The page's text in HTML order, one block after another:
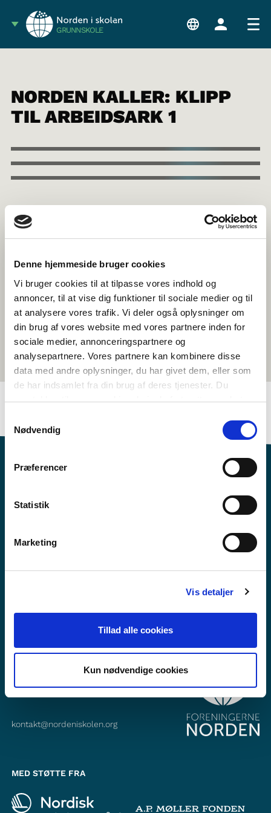
Denne hjemmeside bruger cookies
Vi bruger cookies til at tilpasse vores indhold og
annoncer, til at vise dig funktioner til sociale medier og til
at analysere vores trafik. Vi deler også oplysninger om
din brug af vores website med vores partnere inden for
sociale medier, annonceringspartnere og
analysepartnere. Vores partnere kan kombinere disse
data med andre oplysninger, du har givet dem, eller som
de har indsamlet fra din brug af deres tjenester. Du
samtykker til vores cookies, hvis du fortsætter med at
Nødvendig
Præferencer
Statistik
Marketing
Vis detaljer
Tillad alle cookies
Kun nødvendige cookies
GRUNNSKOLE
NORDEN KALLER: KLIPP
TIL ARBEIDSARK 1
Abonner på vårt nyhetsbrev
KONTAKT
1467København K
kontakt@nordeniskolen.org
MED STØTTE FRA